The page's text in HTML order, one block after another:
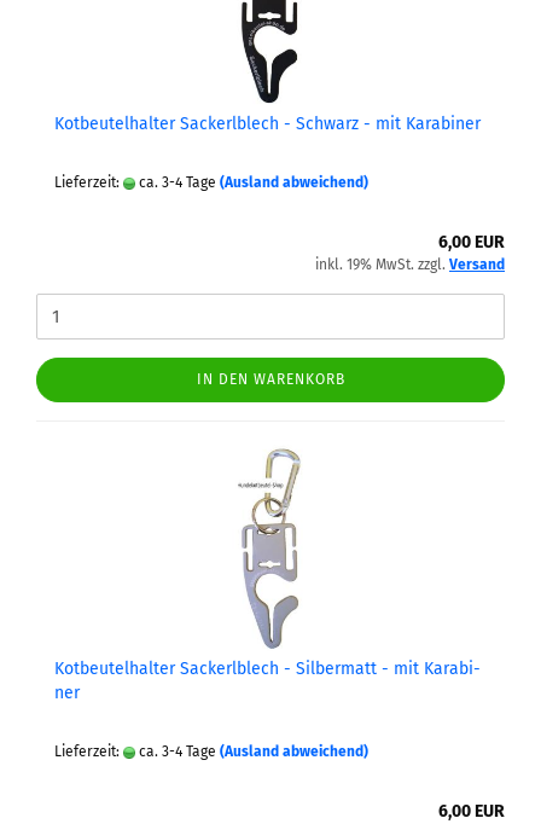
Kot­beu­tel­hal­ter Sa­ckerl­blech - Schwarz - mit Ka­ra­bi­ner
Lieferzeit: ca. 3-4 Tage (Ausland abweichend)
6,00 EUR
inkl. 19% MwSt. zzgl. Versand
IN DEN WARENKORB
Kot­beu­tel­hal­ter Sa­ckerl­blech - Sil­ber­matt - mit Ka­ra­bi­
ner
Lieferzeit: ca. 3-4 Tage (Ausland abweichend)
6,00 EUR